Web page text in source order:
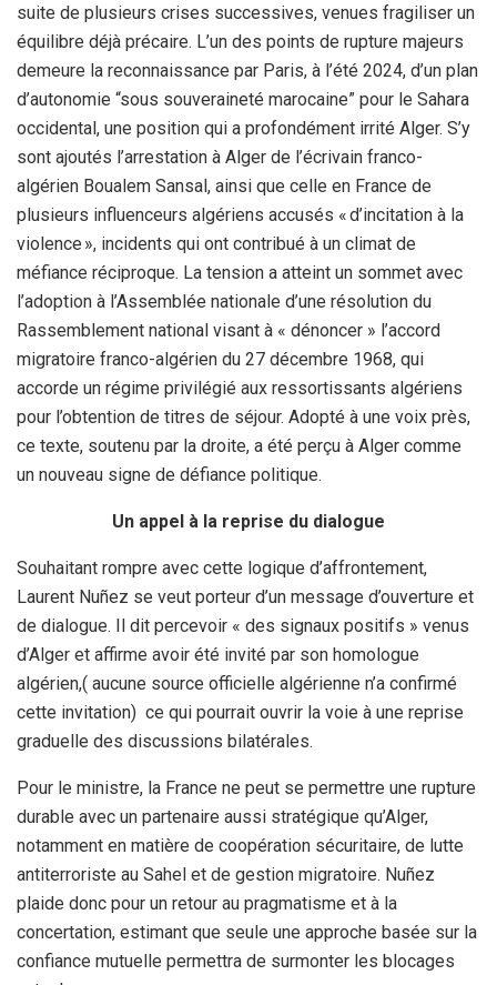
suite de plusieurs crises successives, venues fragiliser un
équilibre déjà précaire. L’un des points de rupture majeurs
demeure la reconnaissance par Paris, à l’été 2024, d’un plan
d’autonomie “sous souveraineté marocaine” pour le Sahara
occidental, une position qui a profondément irrité Alger. S’y
sont ajoutés l’arrestation à Alger de l’écrivain franco-
algérien Boualem Sansal, ainsi que celle en France de
plusieurs influenceurs algériens accusés « d’incitation à la
violence », incidents qui ont contribué à un climat de
méfiance réciproque. La tension a atteint un sommet avec
l’adoption à l’Assemblée nationale d’une résolution du
Rassemblement national visant à « dénoncer » l’accord
migratoire franco-algérien du 27 décembre 1968, qui
accorde un régime privilégié aux ressortissants algériens
pour l’obtention de titres de séjour. Adopté à une voix près,
ce texte, soutenu par la droite, a été perçu à Alger comme
un nouveau signe de défiance politique.
Un appel à la reprise du dialogue
Souhaitant rompre avec cette logique d’affrontement,
Laurent Nuñez se veut porteur d’un message d’ouverture et
de dialogue. Il dit percevoir « des signaux positifs » venus
d’Alger et affirme avoir été invité par son homologue
algérien,( aucune source officielle algérienne n’a confirmé
cette invitation) ce qui pourrait ouvrir la voie à une reprise
graduelle des discussions bilatérales.
Pour le ministre, la France ne peut se permettre une rupture
durable avec un partenaire aussi stratégique qu’Alger,
notamment en matière de coopération sécuritaire, de lutte
antiterroriste au Sahel et de gestion migratoire. Nuñez
plaide donc pour un retour au pragmatisme et à la
concertation, estimant que seule une approche basée sur la
confiance mutuelle permettra de surmonter les blocages